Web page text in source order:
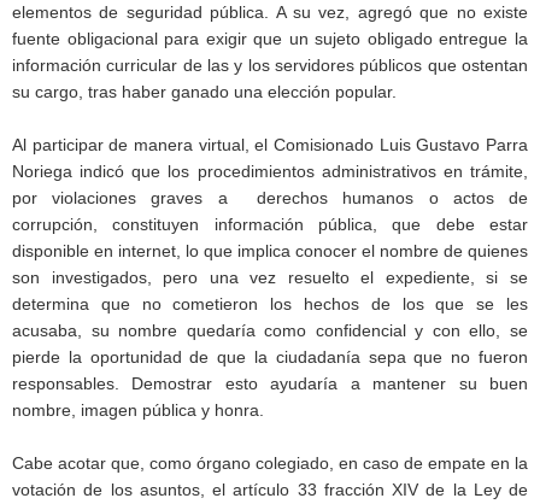
elementos de seguridad pública. A su vez, agregó que no existe
fuente obligacional para exigir que un sujeto obligado entregue la
información curricular de las y los servidores públicos que ostentan
su cargo, tras haber ganado una elección popular.
Al participar de manera virtual, el Comisionado Luis Gustavo Parra
Noriega indicó que los procedimientos administrativos en trámite,
por violaciones graves a derechos humanos o actos de
corrupción, constituyen información pública, que debe estar
disponible en internet, lo que implica conocer el nombre de quienes
son investigados, pero una vez resuelto el expediente, si se
determina que no cometieron los hechos de los que se les
acusaba, su nombre quedaría como confidencial y con ello, se
pierde la oportunidad de que la ciudadanía sepa que no fueron
responsables. Demostrar esto ayudaría a mantener su buen
nombre, imagen pública y honra.
Cabe acotar que, como órgano colegiado, en caso de empate en la
votación de los asuntos, el artículo 33 fracción XIV de la Ley de